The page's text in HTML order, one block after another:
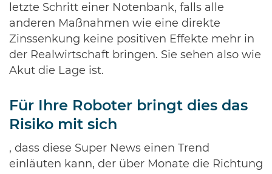
letzte Schritt einer Notenbank, falls alle
anderen Maßnahmen wie eine direkte
Zinssenkung keine positiven Effekte mehr in
der Realwirtschaft bringen. Sie sehen also wie
Akut die Lage ist.
Für Ihre Roboter bringt dies das
Risiko mit sich
, dass diese Super News einen Trend
einläuten kann, der über Monate die Richtung